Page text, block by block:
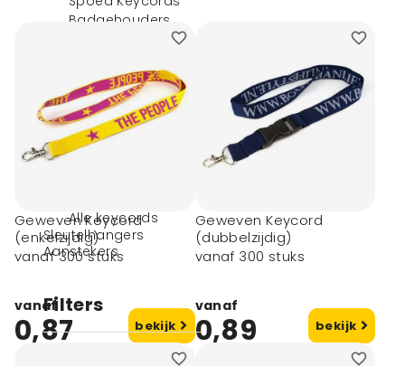
Badgehouders
Bedrukte keycords
keycords
Veter Keycords
Full colour
keycords
Lichtgevende
Alle keycords
Sleutelhangers
Aanstekers
Filters
compleet.
Geweven Keycord
(enkelzijdig)
vanaf 300 stuks
vanaf
0,87 bekijk
Geweven Keycord
(dubbelzijdig)
vanaf 300 stuks
vanaf
0,89 bekijk